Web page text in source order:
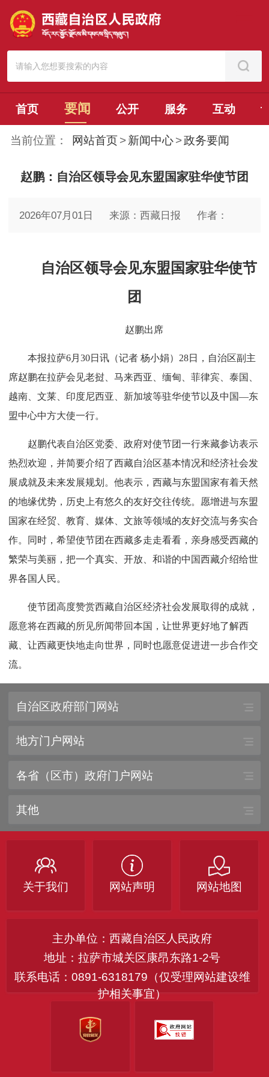
首页 要闻 公开 服务 互动
当前位置： 网站首页 > 新闻中心 >政务要闻
赵鹏：自治区领导会见东盟国家驻华使节团
2026年07月01日 来源：西藏日报 作者：
自治区领导会见东盟国家驻华使节
团
赵鹏出席
本报拉萨6月30日讯（记者 杨小娟）28日，自治区副主
席赵鹏在拉萨会见老挝、马来西亚、缅甸、菲律宾、泰国、
越南、文莱、印度尼西亚、新加坡等驻华使节以及中国—东
盟中心中方大使一行。
赵鹏代表自治区党委、政府对使节团一行来藏参访表示
热烈欢迎，并简要介绍了西藏自治区基本情况和经济社会发
展成就及未来发展规划。他表示，西藏与东盟国家有着天然
的地缘优势，历史上有悠久的友好交往传统。愿增进与东盟
国家在经贸、教育、媒体、文旅等领域的友好交流与务实合
作。同时，希望使节团在西藏多走走看看，亲身感受西藏的
繁荣与美丽，把一个真实、开放、和谐的中国西藏介绍给世
界各国人民。
使节团高度赞赏西藏自治区经济社会发展取得的成就，
愿意将在西藏的所见所闻带回本国，让世界更好地了解西
藏、让西藏更快地走向世界，同时也愿意促进进一步合作交
流。
自治区政府部门网站
地方门户网站
各省（区市）政府门户网站
其他
关于我们 网站声明 网站地图
主办单位：西藏自治区人民政府
地址：拉萨市城关区康昂东路1-2号
联系电话：0891-6318179（仅受理网站建设维
护相关事宜）